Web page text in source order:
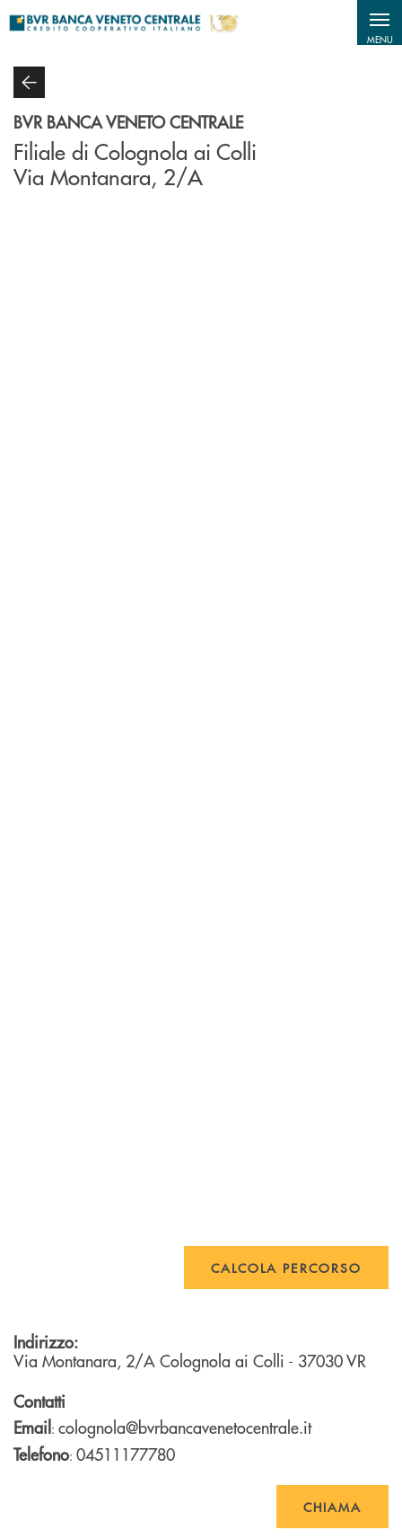
MENU
BVR BANCA VENETO CENTRALE
Filiale di Colognola ai Colli
Via Montanara, 2/A
CALCOLA PERCORSO
Indirizzo:
Via Montanara, 2/A Colognola ai Colli - 37030VR
Contatti
Email: colognola@bvrbancavenetocentrale.it
Telefono: 04511177780
CHIAMA